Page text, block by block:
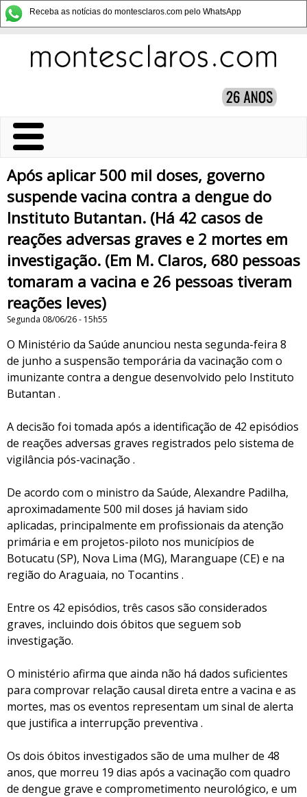
Receba as notícias do montesclaros.com pelo WhatsApp
Após aplicar 500 mil doses, governo
suspende vacina contra a dengue do
Instituto Butantan. (Há 42 casos de
reações adversas graves e 2 mortes em
investigação. (Em M. Claros, 680 pessoas
tomaram a vacina e 26 pessoas tiveram
reações leves)
Segunda 08/06/26 - 15h55
O Ministério da Saúde anunciou nesta segunda-feira 8
de junho a suspensão temporária da vacinação com o
imunizante contra a dengue desenvolvido pelo Instituto
Butantan .
A decisão foi tomada após a identificação de 42 episódios
de reações adversas graves registrados pelo sistema de
vigilância pós-vacinação .
De acordo com o ministro da Saúde, Alexandre Padilha,
aproximadamente 500 mil doses já haviam sido
aplicadas, principalmente em profissionais da atenção
primária e em projetos-piloto nos municípios de
Botucatu (SP), Nova Lima (MG), Maranguape (CE) e na
região do Araguaia, no Tocantins .
Entre os 42 episódios, três casos são considerados
graves, incluindo dois óbitos que seguem sob
investigação.
O ministério afirma que ainda não há dados suficientes
para comprovar relação causal direta entre a vacina e as
mortes, mas os eventos representam um sinal de alerta
que justifica a interrupção preventiva .
Os dois óbitos investigados são de uma mulher de 48
anos, que morreu 19 dias após a vacinação com quadro
de dengue grave e comprometimento neurológico, e um